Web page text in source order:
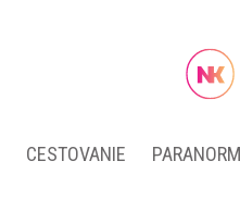
CESTOVANIE